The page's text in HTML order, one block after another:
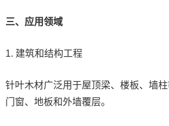
三、应用领域
1. 建筑和结构工程
针叶木材广泛用于屋顶梁、楼板、墙
门窗、地板和外墙覆层。